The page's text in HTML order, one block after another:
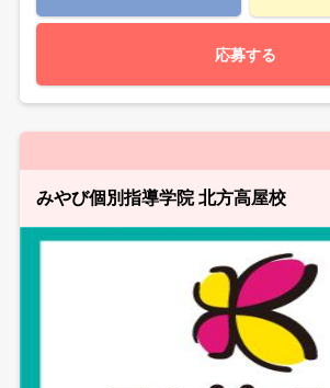
応募する
みやび個別指導学院 北方高屋校